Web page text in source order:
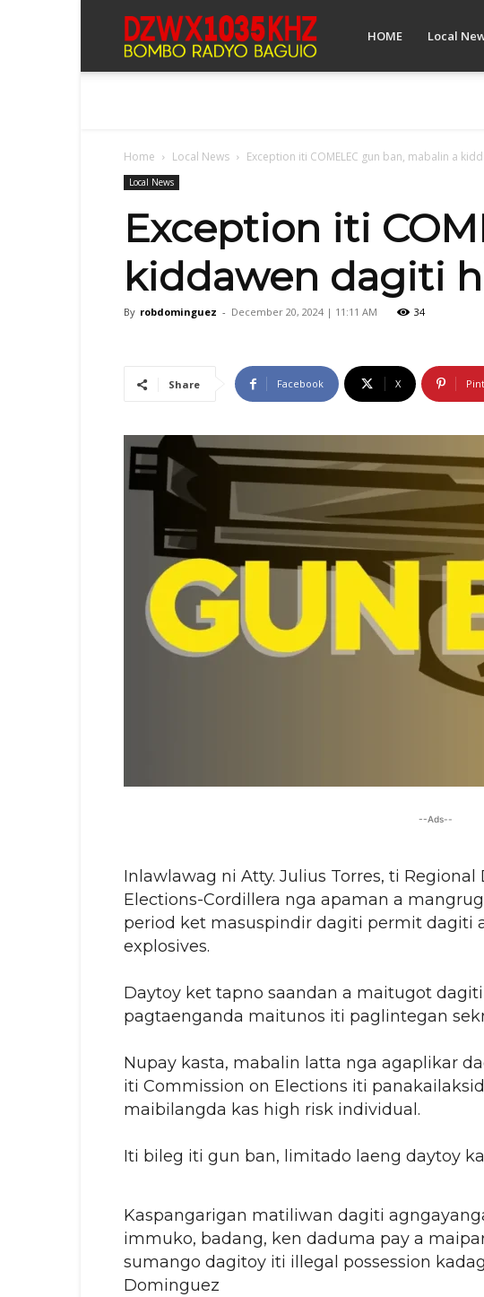
Bombo HOME Local
Home Local News Exception iti COMELEC gun ban, mabalin a
Local News
Exception iti
kiddawen dagiti
By robdominguez - December 20, 2024 | 11:11 AM 34
Share Facebook X
--Ads--
Inlawlawag ni Atty. Julius Torres, ti
Elections-Cordillera nga apaman a
period ket masuspindir dagiti permit dagiti
explosives.
Daytoy ket tapno saandan a maitugot
pagtaenganda maitunos iti paglintegan
Nupay kasta, mabalin latta nga agaplikar
iti Commission on Elections iti
maibilangda kas high risk individual.
Iti bileg iti gun ban, limitado laeng daytoy
Kaspangarigan matiliwan dagiti
immuko, badang, ken daduma pay a
sumango dagitoy iti illegal possession
Dominguez